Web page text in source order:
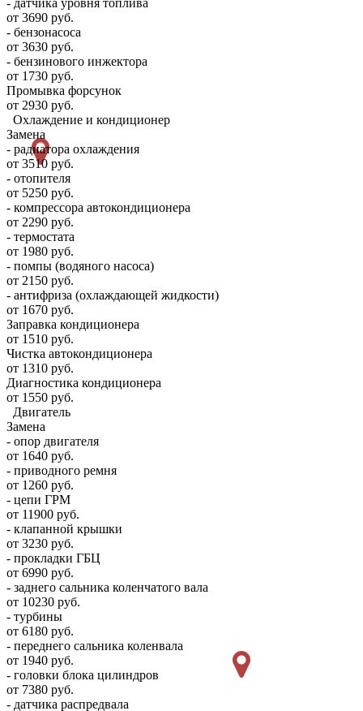
- датчика уровня топлива
от 3690 руб.
- бензонасоса
от 3630 руб.
- бензинового инжектора
от 1730 руб.
Промывка форсунок
от 2930 руб.
Охлаждение и кондиционер
Замена
- радиатора охлаждения
от 3510 руб.
- отопителя
от 5250 руб.
- компрессора автокондиционера
от 2290 руб.
- термостата
от 1980 руб.
- помпы (водяного насоса)
от 2150 руб.
- антифриза (охлаждающей жидкости)
от 1670 руб.
Заправка кондиционера
от 1510 руб.
Чистка автокондиционера
от 1310 руб.
Диагностика кондиционера
от 1550 руб.
Двигатель
Замена
- опор двигателя
от 1640 руб.
- приводного ремня
от 1260 руб.
- цепи ГРМ
от 11900 руб.
- клапанной крышки
от 3230 руб.
- прокладки ГБЦ
от 6990 руб.
- заднего сальника коленчатого вала
от 10230 руб.
- турбины
от 6180 руб.
- переднего сальника коленвала
от 1940 руб.
- головки блока цилиндров
от 7380 руб.
- датчика распредвала